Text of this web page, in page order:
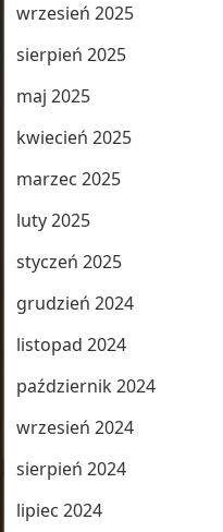
wrzesień 2025
sierpień 2025
maj 2025
kwiecień 2025
marzec 2025
luty 2025
styczeń 2025
grudzień 2024
listopad 2024
październik 2024
wrzesień 2024
sierpień 2024
lipiec 2024